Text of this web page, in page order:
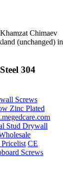
Chimaev
(unchanged) in
304
Screws
Zinc Plated
Stud Drywall
CE
Screws